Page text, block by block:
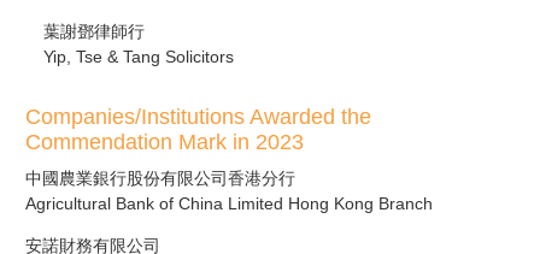
葉謝鄧律師行
Yip, Tse & Tang Solicitors
Companies/Institutions Awarded the
Commendation Mark in 2023
中國農業銀行股份有限公司香港分行
Agricultural Bank of China Limited Hong Kong Branch
安諾財務有限公司